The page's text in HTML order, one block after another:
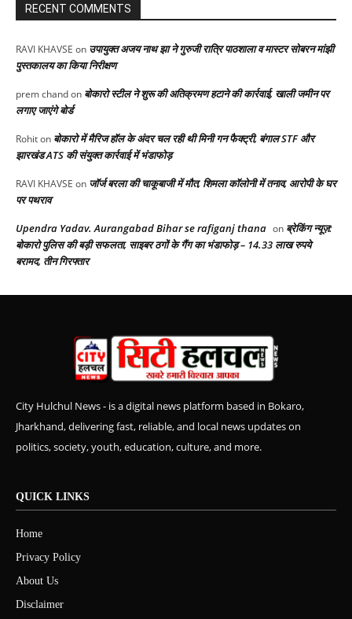
RECENT COMMENTS
RAVI KHAVSE on उपायुक्त अजय नाथ झा ने गुरुजी रात्रि पाठशाला व मास्टर सोबरन मांझी
पुस्तकालय का किया निरीक्षण
prem chandon बोकारो स्टील ने शुरू की अतिक्रमण हटाने की कार्रवाई, खाली जमीन पर
लगाए जाएंगे बोर्ड
Rohiton बोकारो में मैरिज हॉल के अंदर चल रही थी मिनी गन फैक्ट्री, बंगाल STF और
झारखंड ATS की संयुक्त कार्रवाई में भंडाफोड़
RAVI KHAVSE on जॉर्ज बरला की चाकूबाजी में मौत, शिमला कॉलोनी में तनाव, आरोपी के घर
पर पथराव
Upendra Yadav. Aurangabad Bihar se rafiganj thana on ब्रेकिंग न्यूज़:
बोकारो पुलिस की बड़ी सफलता, साइबर ठगों के गैंग का भंडाफोड़ – 14.33 लाख रुपये
बरामद, तीन गिरफ्तार
City Hulchul News - is a digital news platform based in Bokaro,
Jharkhand, delivering fast, reliable, and local news updates on
politics, society, youth, education, culture, and more.
QUICK LINKS
Home
Privacy Policy
About Us
Disclaimer